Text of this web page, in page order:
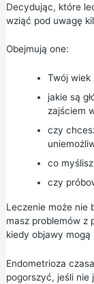
Decydując, które
wziąć pod uwagę
Obejmują one:
Twój wiek
jakie są
zajściem
czy
co
czy
Leczenie może nie
masz problemów z
kiedy objawy
Endometrioza
pogorszyć, jeśli nie